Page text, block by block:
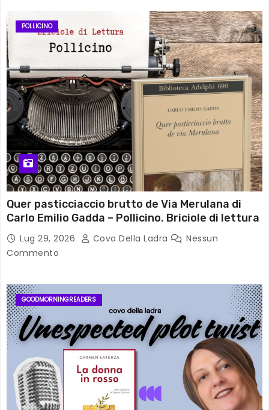
POLLICINO
Quer pasticciaccio brutto de Via Merulana di
Carlo Emilio Gadda – Pollicino. Briciole di lettura
Lug 29, 2026 Covo Della Ladra
Nessun
Commento
GOODMORNINGREADERS